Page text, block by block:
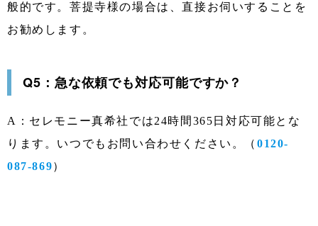
般的です。菩提寺様の場合は、直接お伺いすることを
お勧めします。
Q5：急な依頼でも対応可能ですか？
A：セレモニー真希社では24時間365日対応可能とな
ります。いつでもお問い合わせください。（0120-
087-869）